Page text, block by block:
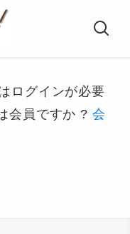
ログインが必要
会員ですか ? 会